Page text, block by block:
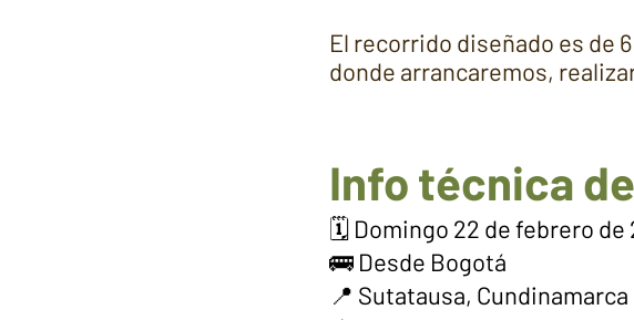
El recorrido diseñado es de
donde arrancaremos,
Info técnica
🗓️ Domingo 22 de febrero de
🚌 Desde Bogotá
📍 Sutatausa, Cundinamarca